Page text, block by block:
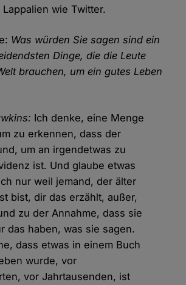
wie Twitter.
Was würden Sie sagen sind ein
Dinge, die die Leute
brauchen, um ein gutes Leben
Ich denke, eine Menge
zu erkennen, dass der
um an irgendetwas zu
ist. Und glaube etwas
nur weil jemand, der älter
bist, dir das erzählt, außer,
zu der Annahme, dass sie
das haben, was sie sagen.
dass etwas in einem Buch
wurde, vor
vor Jahrtausenden, ist